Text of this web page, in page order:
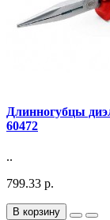
Длинногубцы
60472
..
799.33 р.
В корзину